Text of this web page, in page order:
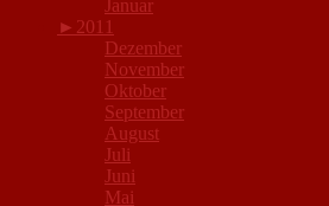
Januar
► 2011
Dezember
November
Oktober
September
August
Juli
Juni
Mai